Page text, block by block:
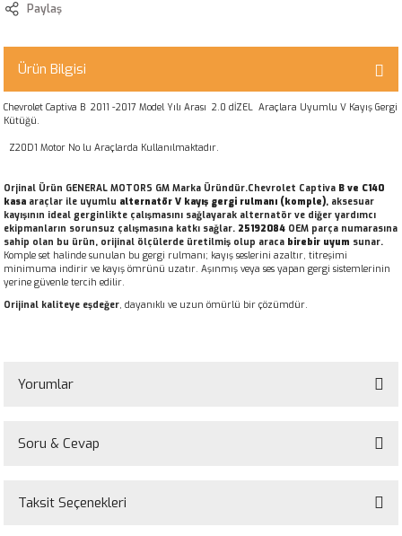
Paylaş
Ürün Bilgisi
Chevrolet Captiva B 2011 -2017 Model Yılı Arası 2.0 dİZEL Araçlara Uyumlu V Kayış Gergi
Kütüğü.
Z20D1 Motor No lu Araçlarda Kullanılmaktadır.
Orjinal Ürün GENERAL MOTORS GM Marka Üründür.Chevrolet Captiva B ve C140
kasa araçlar ile uyumlu alternatör V kayış gergi rulmanı (komple), aksesuar
kayışının ideal gerginlikte çalışmasını sağlayarak alternatör ve diğer yardımcı
ekipmanların sorunsuz çalışmasına katkı sağlar. 25192084 OEM parça numarasına
sahip olan bu ürün, orijinal ölçülerde üretilmiş olup araca birebir uyum sunar.
Komple set halinde sunulan bu gergi rulmanı; kayış seslerini azaltır, titreşimi
minimuma indirir ve kayış ömrünü uzatır. Aşınmış veya ses yapan gergi sistemlerinin
yerine güvenle tercih edilir.
Orijinal kaliteye eşdeğer, dayanıklı ve uzun ömürlü bir çözümdür.
Yorumlar
Soru & Cevap
Ürün hakkında henüz soru sorulmamış.
Taksit Seçenekleri